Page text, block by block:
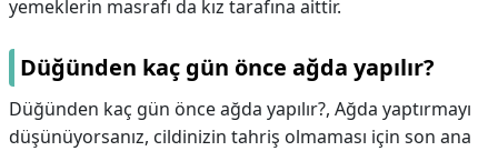
yemeklerin masrafı da kız tarafına aittir.
Düğünden kaç gün önce ağda yapılır?
Düğünden kaç gün önce ağda yapılır?, Ağda yaptırmayı
düşünüyorsanız, cildinizin tahriş olmaması için son ana